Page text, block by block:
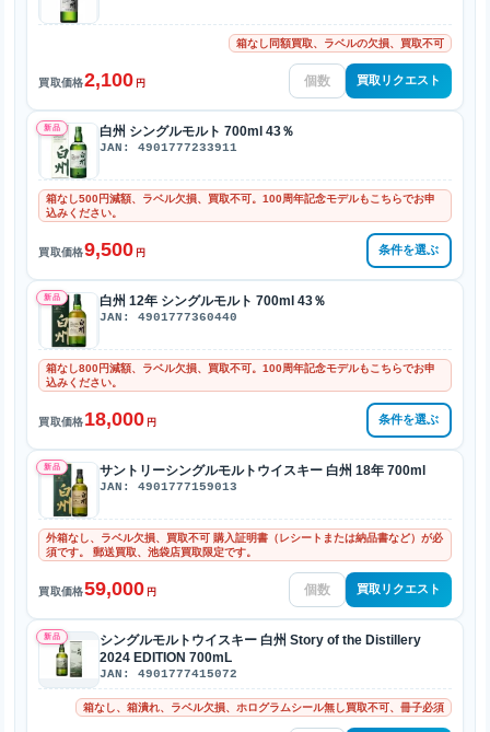
箱なし同額買取、ラベルの欠損、買取不可
買取価格2,100 円 買取リクエスト
新品 白州 シングルモルト 700ml 43％
JAN: 4901777233911
箱なし500円減額、ラベル欠損、買取不可。100周年記念モデルもこちらでお申
込みください。
買取価格9,500 円 条件を選ぶ
新品 白州 12年 シングルモルト 700ml 43％
JAN: 4901777360440
箱なし800円減額、ラベル欠損、買取不可。100周年記念モデルもこちらでお申
込みください。
買取価格18,000 円 条件を選ぶ
新品 サントリーシングルモルトウイスキー 白州 18年 700ml
JAN: 4901777159013
外箱なし、ラベル欠損、買取不可 購入証明書（レシートまたは納品書など）が必
須です。 郵送買取、池袋店買取限定です。
買取価格59,000 円 買取リクエスト
新品
シングルモルトウイスキー 白州 Story of the Distillery
2024 EDITION 700mL
JAN: 4901777415072
箱なし、箱潰れ、ラベル欠損、ホログラムシール無し買取不可、冊子必須